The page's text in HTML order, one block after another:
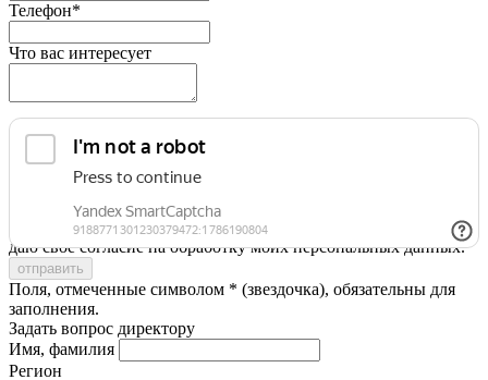
Телефон*
Что вас интересует
Я принимаю условияПолитики конфиденциальности
даю свое согласие на обработку моих персональных данных.
Поля, отмеченные символом * (звездочка), обязательны для
заполнения.
Задать вопрос директору
Имя, фамилия
Регион